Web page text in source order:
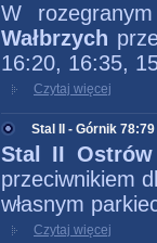
W
Wałbrzych
16:20, 16:35,
Czytaj więcej
Stal II - Górnik 78:79
Stal II
przeciwnikiem
własnym
Czytaj więcej